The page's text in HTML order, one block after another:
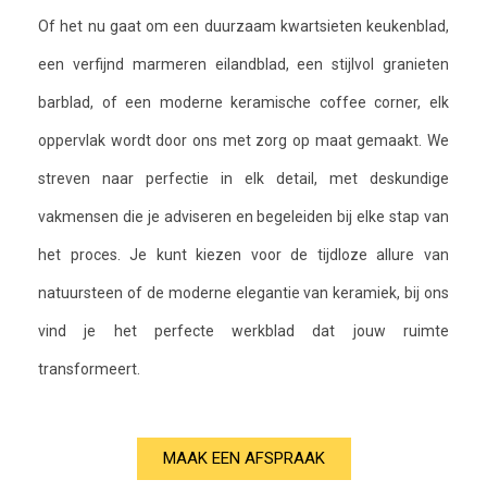
Of het nu gaat om een duurzaam kwartsieten keukenblad,
een verfijnd marmeren eilandblad, een stijlvol granieten
barblad, of een moderne keramische coffee corner, elk
oppervlak wordt door ons met zorg op maat gemaakt. We
streven naar perfectie in elk detail, met deskundige
vakmensen die je adviseren en begeleiden bij elke stap van
het proces. Je kunt kiezen voor de tijdloze allure van
natuursteen of de moderne elegantie van keramiek, bij ons
vind je het perfecte werkblad dat jouw ruimte
transformeert.
MAAK EEN AFSPRAAK